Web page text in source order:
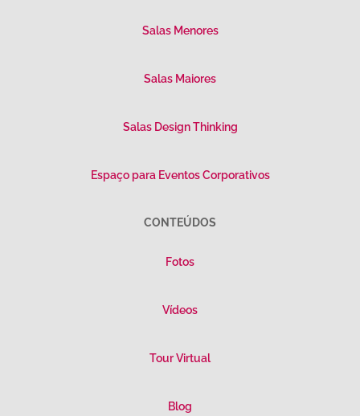
Salas Menores
Salas Maiores
Salas Design Thinking
Espaço para Eventos Corporativos
CONTEÚDOS
Fotos
Vídeos
Tour Virtual
Blog